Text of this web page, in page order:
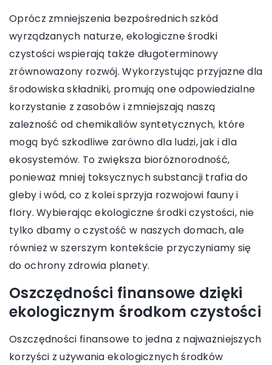
Oprócz zmniejszenia bezpośrednich szkód
wyrządzanych naturze, ekologiczne środki
czystości wspierają także długoterminowy
zrównoważony rozwój. Wykorzystując przyjazne dla
środowiska składniki, promują one odpowiedzialne
korzystanie z zasobów i zmniejszają naszą
zależność od chemikaliów syntetycznych, które
mogą być szkodliwe zarówno dla ludzi, jak i dla
ekosystemów. To zwiększa bioróżnorodność,
ponieważ mniej toksycznych substancji trafia do
gleby i wód, co z kolei sprzyja rozwojowi fauny i
flory. Wybierając ekologiczne środki czystości, nie
tylko dbamy o czystość w naszych domach, ale
również w szerszym kontekście przyczyniamy się
do ochrony zdrowia planety.
Oszczędności finansowe dzięki
ekologicznym środkom czystości
Oszczędności finansowe to jedna z najważniejszych
korzyści z używania ekologicznych środków